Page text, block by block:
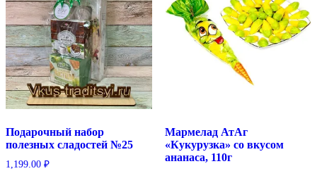
Подарочный набор
полезных сладостей №25
1,199.00 ₽
Мармелад АтАг
«Кукурузка» со вкусом
ананаса, 110г